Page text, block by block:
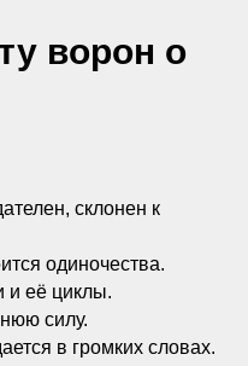
ворон о
склонен к
одиночества.
и её циклы.
силу.
в громких словах.
SPECTRA И